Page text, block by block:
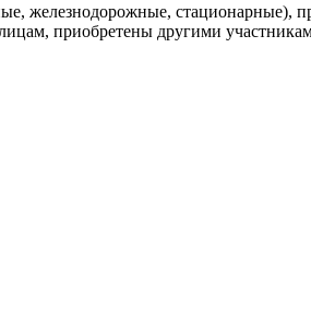
железнодорожные, стационарные),
приобретены другими